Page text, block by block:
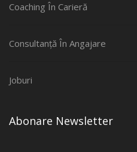
Coaching În Carieră
Consultanță În Angajare
Joburi
Abonare Newsletter